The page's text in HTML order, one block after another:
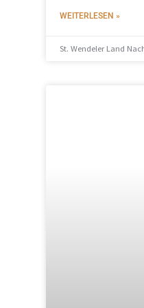
WEITERLESEN »
St. Wendeler Land